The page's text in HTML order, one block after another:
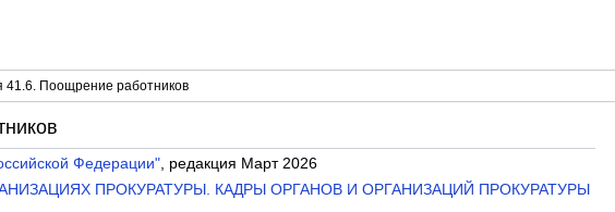
41.6. Поощрение работников
Федерации", редакция Март 2026
ПРОКУРАТУРЫ. КАДРЫ ОРГАНОВ И ОРГАНИЗАЦИЙ ПРОКУРАТУРЫ